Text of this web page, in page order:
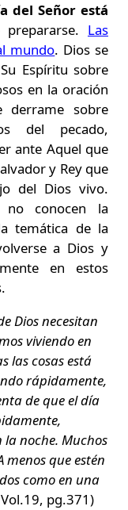
del Señor está
Las
mundo. Dios se
Espíritu sobre
en la oración
derrame sobre
del pecado,
ante Aquel que
y Rey que
del Dios vivo.
no conocen la
temática de la
a Dios y
en estos
Dios necesitan
viviendo en
las cosas está
rápidamente,
de que el día
noche. Muchos
que estén
como en una
pg.371)